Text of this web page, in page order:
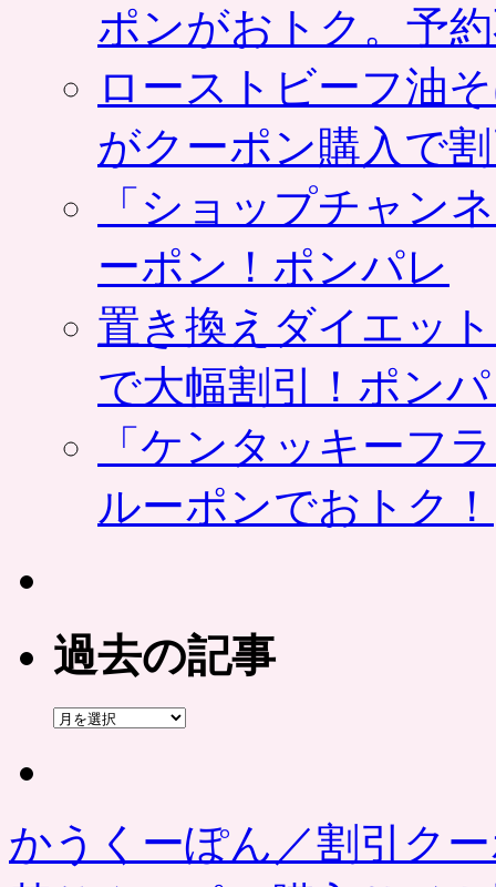
ポンがおトク。予
ローストビーフ油
がクーポン購入で
「ショップチャン
ーポン！ポンパレ
置き換えダイエッ
で大幅割引！ポン
「ケンタッキーフ
ルーポンでおトク！
過去の記事
過
かうくーぽん／割引ク